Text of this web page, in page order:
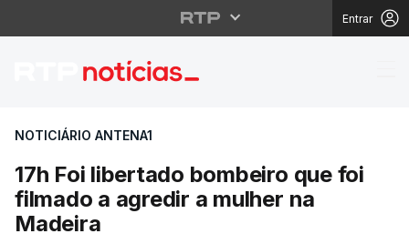
Entrar
17h Foi libertado
NOTICIÁRIO ANTENA1
17h Foi libertado bombeiro que foi
filmado a agredir a mulher na
Madeira